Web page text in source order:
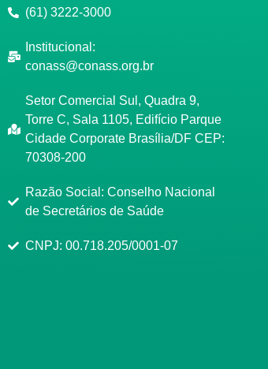
(61) 3222-3000
Institucional:
conass@conass.org.br
Setor Comercial Sul, Quadra 9,
Torre C, Sala 1105, Edifício Parque
Cidade Corporate Brasília/DF CEP:
70308-200
Razão Social: Conselho Nacional
de Secretários de Saúde
CNPJ: 00.718.205/0001-07